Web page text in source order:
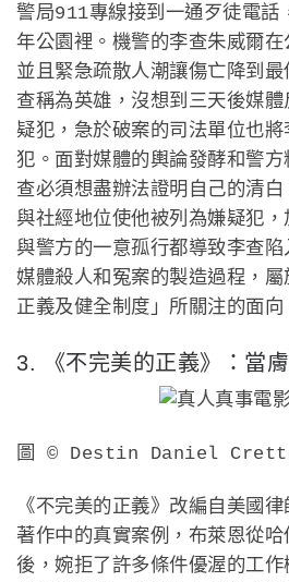
警局911專線接到一通歹徒電話
年公園裡。機警的李查朱威爾在
並且緊急疏散人潮讓傷亡降到
查稱為英雄，沒想到三天後媒
疑犯，急於破案的司法單位也
犯。面對媒體的輿論發酵和警
查必須想盡辦法證明自己的清
與社經地位使他被列為嫌疑犯
與警方的一意孤行都導致李查
媒體殺人和冤案的製造過程，
正義及健全制度」所關注的面向
3. 《不完美的正義》：當
圖 © Destin Daniel
《不完美的正義》改編自美國
著作中的真實案例，布萊恩從
後，婉拒了許多條件優渥的工